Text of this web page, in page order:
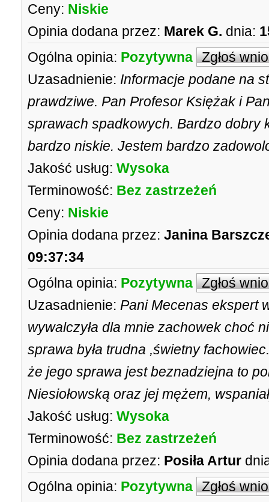
Ceny: Niskie
Opinia dodana przez: Marek G. dnia:
Ogólna opinia: Pozytywna Zgłoś
Uzasadnienie: Informacje podane na
prawdziwe. Pan Profesor Księżak i
sprawach spadkowych. Bardzo dobry
bardzo niskie. Jestem bardzo
Jakość usług: Wysoka
Terminowość: Bez zastrzeżeń
Ceny: Niskie
Opinia dodana przez: Janina
09:37:34
Ogólna opinia: Pozytywna Zgłoś
Uzasadnienie: Pani Mecenas ekspert
wywalczyła dla mnie zachowek choć
sprawa była trudna ,świetny
że jego sprawa jest beznadziejna to
Niesiołowską oraz jej mężem,
Jakość usług: Wysoka
Terminowość: Bez zastrzeżeń
Opinia dodana przez: Posiła Artur
Ogólna opinia: Pozytywna Zgłoś